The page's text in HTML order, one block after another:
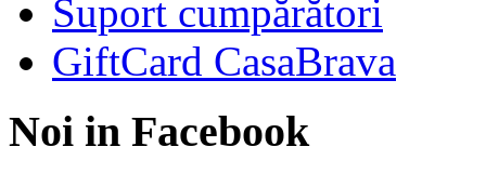
Suport cumpărători
GiftCard CasaBrava
Noi in Facebook